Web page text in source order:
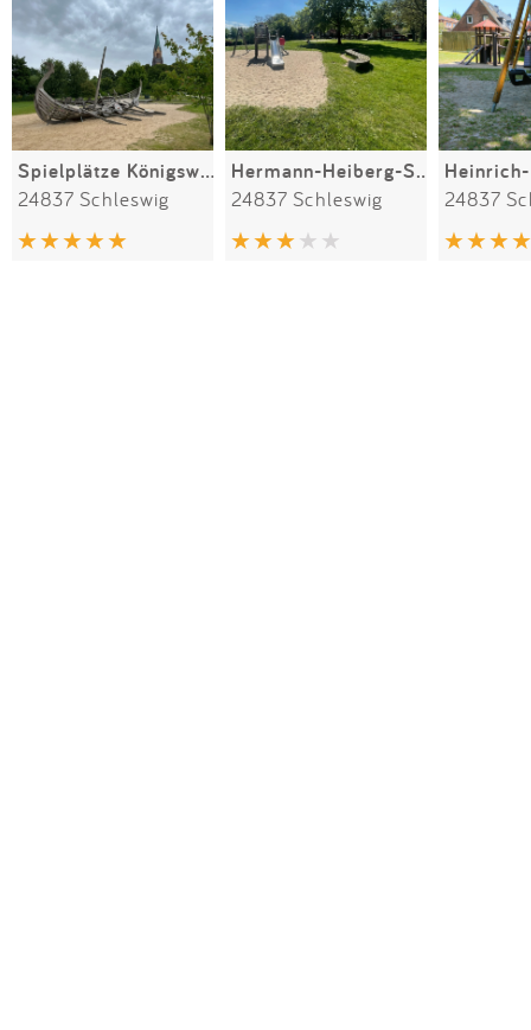
Spielplätze Königswiesen
24837 Schleswig
Hermann-Heiberg-Straße
24837 Schleswig 24837